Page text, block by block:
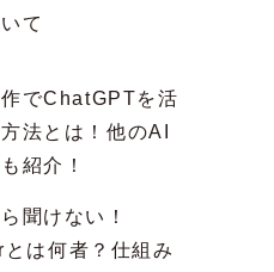
て
でChatGPTを活
法とは！他のAI
紹介！
聞けない！
は何者？仕組み